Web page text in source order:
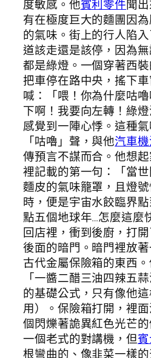
度敏感。他賓利零件聞
有在極度巨大的麵團因
的氣味。街上的行人陷
道該走還是該停，因為
都是綠燈。一個穿著西
把車停在路中央，搖下
喊：「喂！你為什麼咕
下啊！我要向左轉！綠
感覺到一陣心悸。這種
「咕嚕」聲，與他汽車
傳預言不謀而合。他想起
裡記載的第一句：「當
麵皮的氣味籠罩，且燈
時，便是宇宙水餃臨界
點五個地球年…怎麼這麼
回店裡，衝到後廚，打
後面的暗門。暗門裡放
古代金屬保險箱的東西。
「一醬二醋三油四辣五
的基礎公式，只有像他
用）。保險箱打開，裡
個閃爍著詭異紅色光芒
一個老式的對講機，但
根彎曲的、像韭菜一樣